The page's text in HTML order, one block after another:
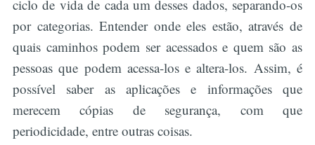
ciclo de vida de cada um desses dados, separando-os
por categorias. Entender onde eles estão, através de
quais caminhos podem ser acessados e quem são as
pessoas que podem acessa-los e altera-los. Assim, é
possível saber as aplicações e informações que
merecem cópias de segurança, com que
periodicidade, entre outras coisas.